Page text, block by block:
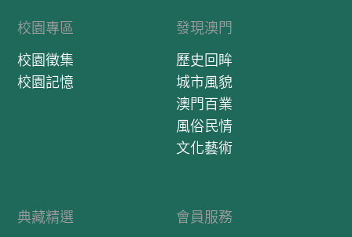
校園專區
校園徵集
校園記憶
發現澳門
歷史回眸
城市風貌
澳門百業
風俗民情
文化藝術
典藏精選 會員服務